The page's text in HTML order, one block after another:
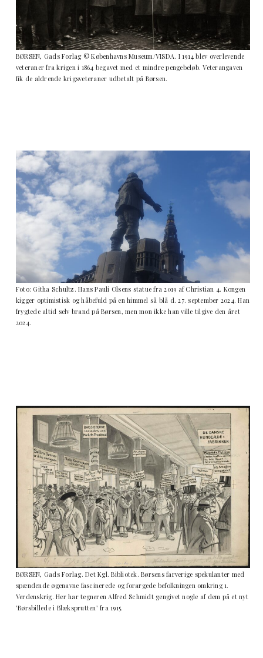
BØRSEN, Gads Forlag © Københavns Museum/VISDA. I 1914 blev overlevende
veteraner fra krigen i 1864 begavet med et mindre pengebeløb. Veterangaven
fik de aldrende krigsveteraner udbetalt på Børsen.
Foto: Githa Schultz. Hans Pauli Olsens statue fra 2019 af Christian 4. Kongen
kigger optimistisk og håbefuld på en himmel så blå d. 27. september 2024. Han
frygtede altid selv brand på Børsen, men mon ikke han ville tilgive den året
2024.
BØRSEN, Gads Forlag. Det Kgl. Bibliotek. Børsens farverige spekulanter med
spændende øgenavne fascinerede og forargede befolkningen omkring 1.
Verdenskrig. Her har tegneren Alfred Schmidt gengivet nogle af dem på et nyt
’Børsbillede i Blæksprutten’ fra 1915.